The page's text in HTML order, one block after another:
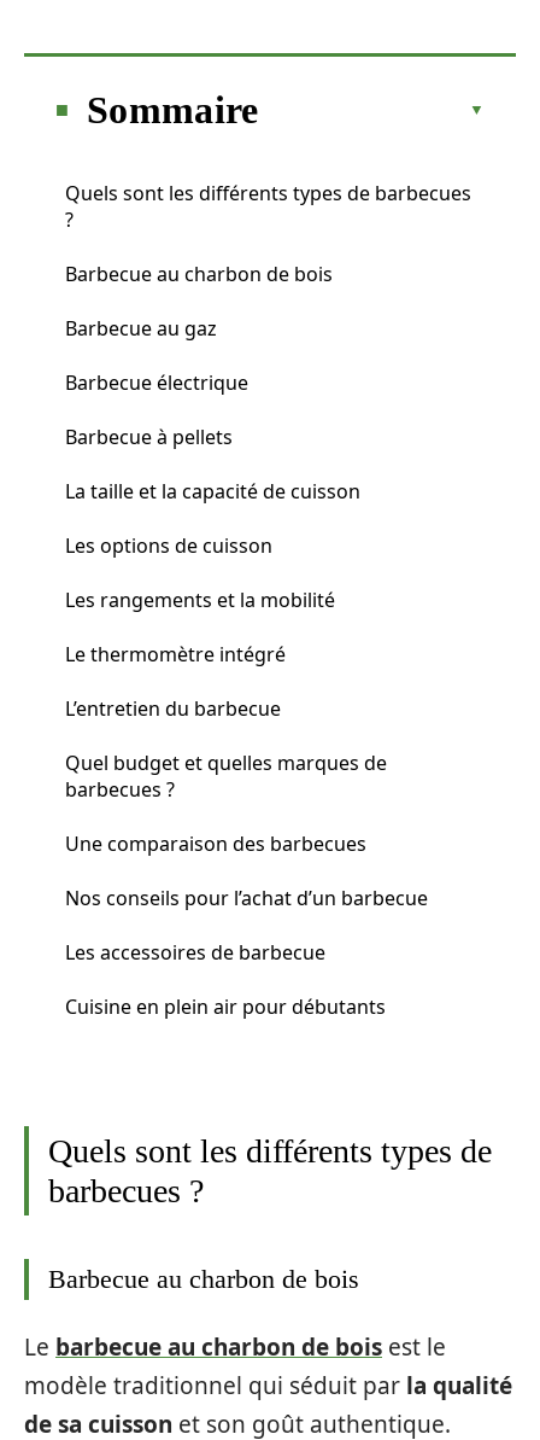
Sommaire
Quels sont les différents types de barbecues
?
Barbecue au charbon de bois
Barbecue au gaz
Barbecue électrique
Barbecue à pellets
La taille et la capacité de cuisson
Les options de cuisson
Les rangements et la mobilité
Le thermomètre intégré
L’entretien du barbecue
Quel budget et quelles marques de
barbecues ?
Une comparaison des barbecues
Nos conseils pour l’achat d’un barbecue
Les accessoires de barbecue
Cuisine en plein air pour débutants
Quels sont les différents types de
barbecues ?
Barbecue au charbon de bois
Le barbecue au charbon de bois est le
modèle traditionnel qui séduit par la qualité
de sa cuisson et son goût authentique.